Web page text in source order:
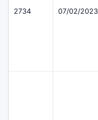
2734 07/02/2023